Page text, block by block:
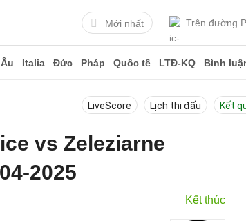
Mới nhất Trên đường
Italia Đức Pháp Quốc tế LTĐ-KQ Bình
LiveScore Lịch thi đấu Kết
vs Zeleziarne
2025
Kết thúc